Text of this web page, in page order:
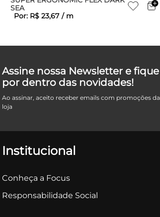
SEA
Por: R$ 23,67 / m
Assine nossa Newsletter e fique
por dentro das novidades!
Ao assinar, aceito receber emails com promoções da
loja
Institucional
Conheça a Focus
Responsabilidade Social